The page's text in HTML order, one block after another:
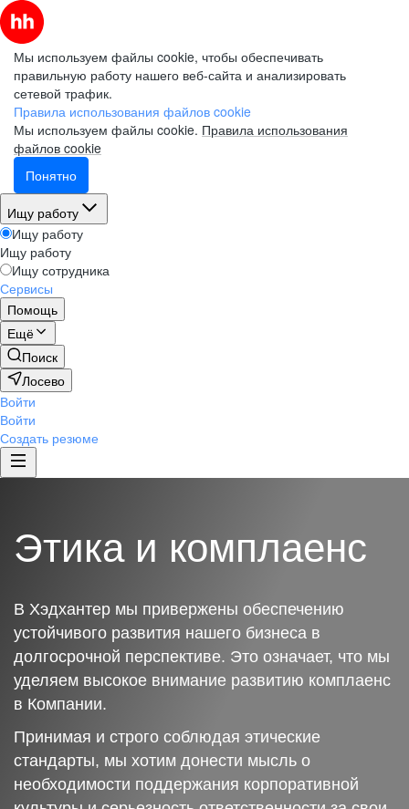
Мы используем файлы cookie, чтобы обеспечивать
правильную работу нашего веб-сайта и анализировать
сетевой трафик.
Правила использования файлов cookie
Мы используем файлы cookie. Правила использования
файлов cookie
Понятно
Ищу работу
Ищу работу
Ищу работу
Ищу сотрудника
Сервисы
Помощь
Ещё
Поиск
Лосево
Войти
Войти
Создать резюме
Этика и комплаенс
В Хэдхантер мы привержены обеспечению
устойчивого развития нашего бизнеса в
долгосрочной перспективе. Это означает, что мы
уделяем высокое внимание развитию комплаенс
в Компании.
Принимая и строго соблюдая этические
стандарты, мы хотим донести мысль о
необходимости поддержания корпоративной